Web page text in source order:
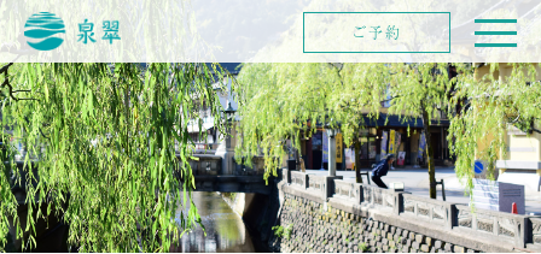
ご予約